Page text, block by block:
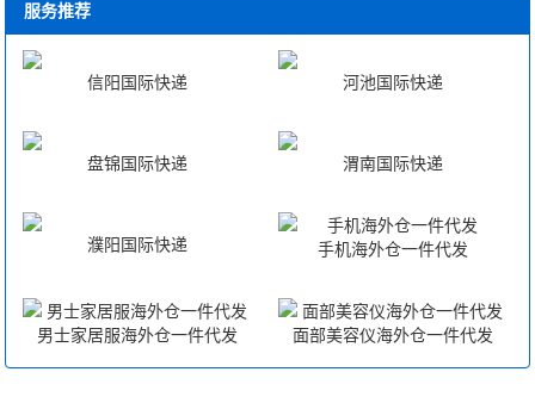
服务推荐
信阳国际快递 河池国际快递
盘锦国际快递 渭南国际快递
濮阳国际快递 手机海外仓一件代发
男士家居服海外仓一件代发 面部美容仪海外仓一件代发